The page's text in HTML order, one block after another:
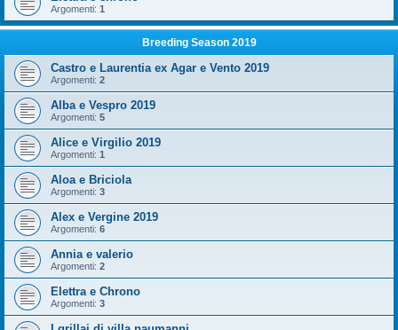
Argomenti: 1
Breeding Season 2019
Castro e Laurentia ex Agar e Vento 2019
Argomenti: 2
Alba e Vespro 2019
Argomenti: 5
Alice e Virgilio 2019
Argomenti: 1
Aloa e Briciola
Argomenti: 3
Alex e Vergine 2019
Argomenti: 6
Annia e valerio
Argomenti: 2
Elettra e Chrono
Argomenti: 3